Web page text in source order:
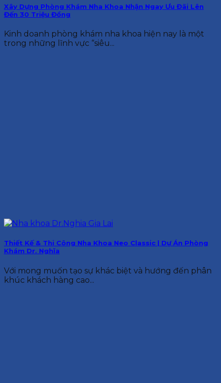
Xây Dựng Phòng Khám Nha Khoa Nhận Ngay Ưu Đãi Lên
Đến 30 Triệu Đồng
Kinh doanh phòng khám nha khoa hiện nay là một
trong những lĩnh vực “siêu...
Thiết Kế & Thi Công Nha Khoa Neo Classic | Dự Án Phòng
Khám Dr. Nghĩa
Với mong muốn tạo sự khác biệt và hướng đến phân
khúc khách hàng cao...